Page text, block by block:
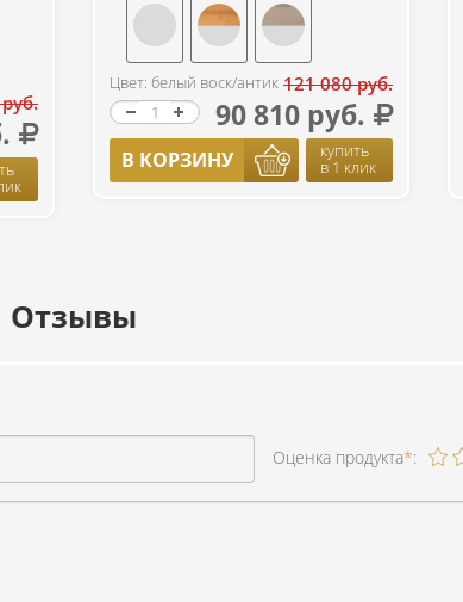
Цвет: белый воск/антик 121 080 руб.
90 810 руб.
В КОРЗИНУ купить
в 1 клик
Отзывы
Оценка продукта*: